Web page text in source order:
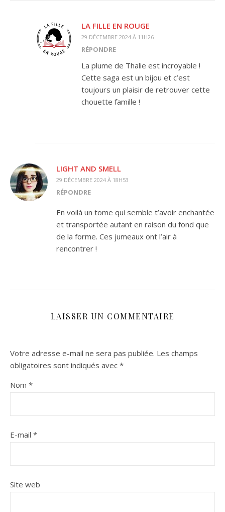
LA FILLE EN ROUGE
29 DÉCEMBRE 2024 À 11H26
RÉPONDRE
La plume de Thalie est incroyable !
Cette saga est un bijou et c’est
toujours un plaisir de retrouver cette
chouette famille !
LIGHT AND SMELL
29 DÉCEMBRE 2024 À 18H53
RÉPONDRE
En voilà un tome qui semble t’avoir enchantée
et transportée autant en raison du fond que
de la forme. Ces jumeaux ont l’air à
rencontrer !
LAISSER UN COMMENTAIRE
Votre adresse e-mail ne sera pas publiée. Les champs
obligatoires sont indiqués avec *
Nom *
E-mail *
Site web